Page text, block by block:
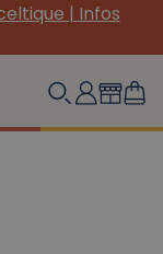
en toile !